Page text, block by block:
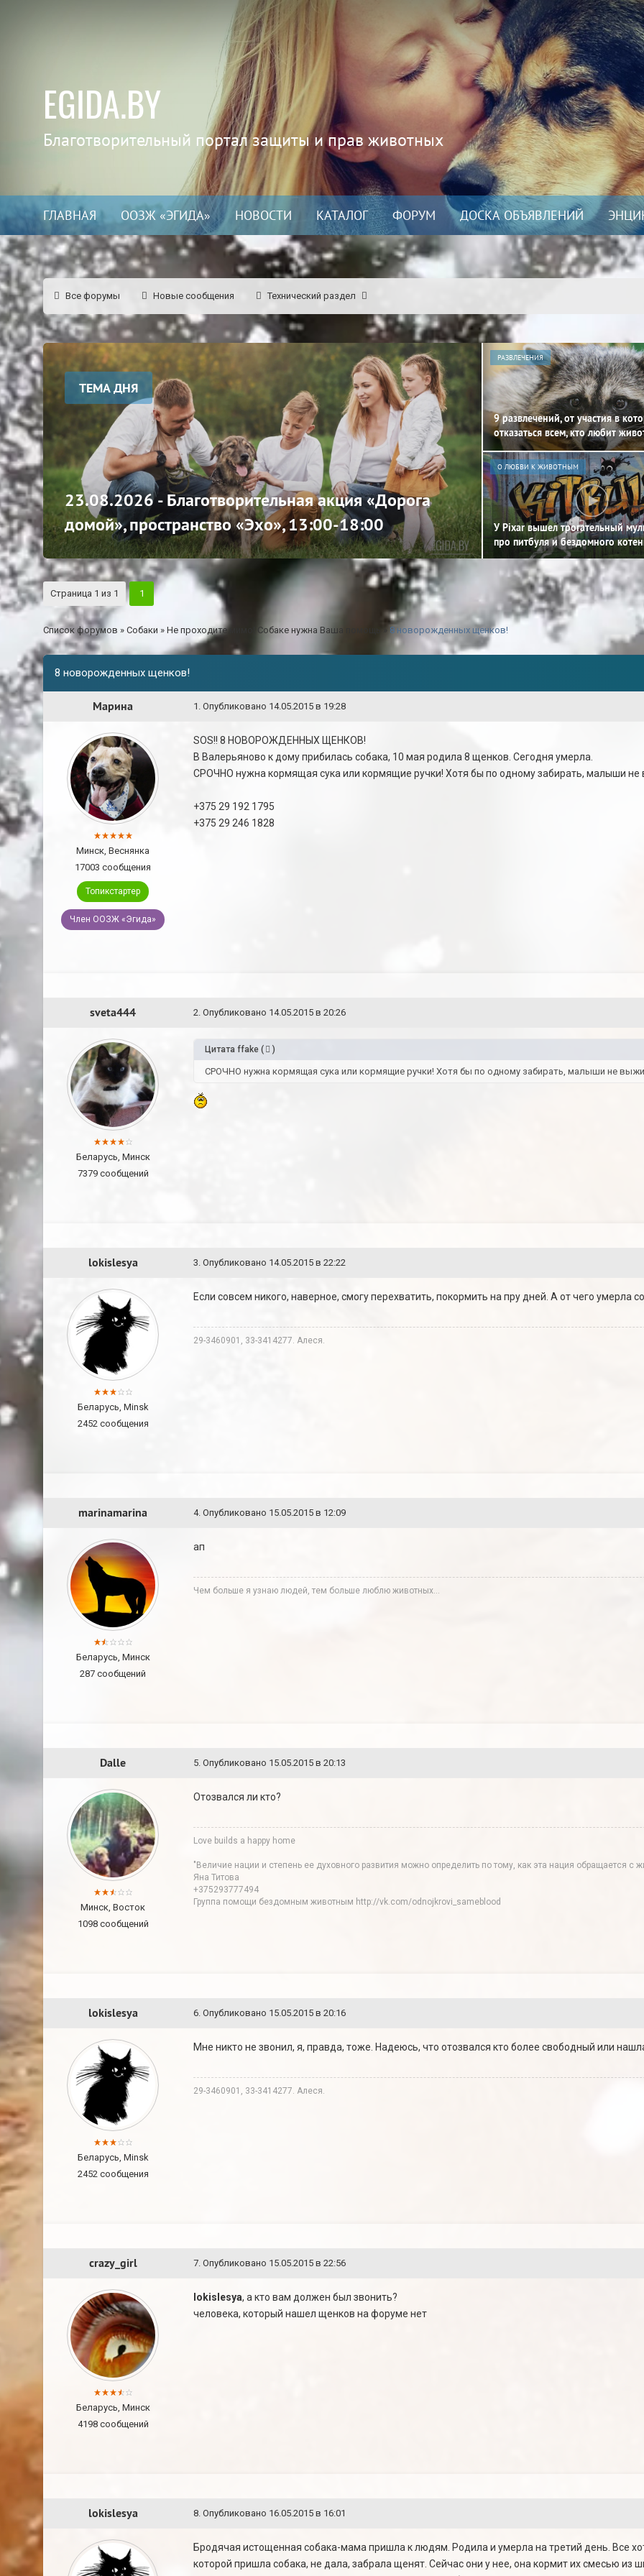
EGIDA.BY
Благотворительный портал защиты и прав животных
ГЛАВНАЯ ООЗЖ «ЭГИДА» НОВОСТИ КАТАЛОГ ФОРУМ ДОСКА ОБЪЯВЛЕНИЙ
Все форумы Новые сообщения Технический раздел
ТЕМА ДНЯ
23.08.2026 - Благотворительная акция «Дорога
домой», пространство «Эхо», 13:00-18:00
РАЗВЛЕЧЕНИЯ
9 развлечений, от участия в
отказаться всем, кто любит
О ЛЮБВИ К ЖИВОТНЫМ
У Pixar вышел трогательный
про питбуля и бездомного
Страница 1 из 1 1
Список форумов » Собаки » Не проходите мимо! Собаке нужна Ваша помощь 8 новорожденных щенков!
8 новорожденных щенков!
Марина 1 . Опубликовано 14.05.2015 в 19:28
Минск, Веснянка
17003 сообщения
Топикстартер
Член ООЗЖ «Эгида»
SOS!! 8 НОВОРОЖДЕННЫХ ЩЕНКОВ!
В Валерьяново к дому прибилась собака, 10 мая родила 8 щенков. Сегодня умерла.
СРОЧНО нужна кормящая сука или кормящие ручки! Хотя бы по одному забирать, малыши не
+375 29 192 1795
+375 29 246 1828
sveta444 2. Опубликовано 14.05.2015 в 20:26
Беларусь, Минск
7379 сообщений
Цитата ffake ( )
СРОЧНО нужна кормящая сука или кормящие ручки! Хотя бы по одному забирать, малыши не
lokislesya 3. Опубликовано 14.05.2015 в 22:22
Беларусь, Minsk
2452 сообщения
Если совсем никого, наверное, смогу перехватить, покормить на пру дней. А от чего умерла
29-3460901, 33-3414277. Алеся.
marinamarina 4. Опубликовано 15.05.2015 в 12:09
Беларусь, Минск
287 сообщений
ап
Чем больше я узнаю людей, тем больше люблю животных...
Dalle 5. Опубликовано 15.05.2015 в 20:13
Минск, Восток
1098 сообщений
Отозвался ли кто?
Love builds a happy home
"Величие нации и степень ее духовного развития можно определить по тому, как эта нация обращается с
Яна Титова
+375293777494
Группа помощи бездомным животным http://vk.com/odnojkrovi_sameblood
lokislesya 6. Опубликовано 15.05.2015 в 20:16
Беларусь, Minsk
2452 сообщения
Мне никто не звонил, я, правда, тоже. Надеюсь, что отозвался кто более свободный или
29-3460901, 33-3414277. Алеся.
crazy_girl 7. Опубликовано 15.05.2015 в 22:56
Беларусь, Минск
4198 сообщений
lokislesya, а кто вам должен был звонить?
человека, который нашел щенков на форуме нет
lokislesya 8. Опубликовано 16.05.2015 в 16:01
Бродячая истощенная собака-мама пришла к людям. Родила и умерла на третий день. Все
которой пришла собака, не дала, забрала щенят. Сейчас они у нее, она кормит их смесью из